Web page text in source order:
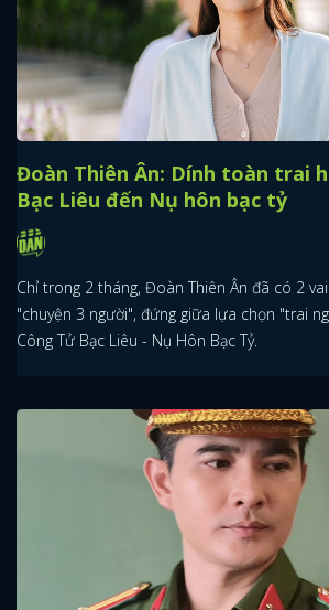
Đoàn Thiên Ân: Dính toàn trai
Bạc Liêu đến Nụ hôn bạc tỷ
Chỉ trong 2 tháng, Đoàn Thiên Ân đã có 2
"chuyện 3 người", đứng giữa lựa chọn "trai
Công Tử Bạc Liêu - Nụ Hôn Bạc Tỷ.